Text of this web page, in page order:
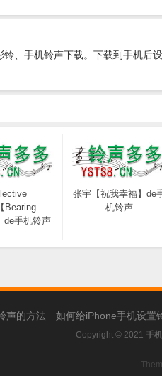
、手机铃声下载。下载到手机后
Bearing
de手机铃声
张宇【祝我幸福】de
机铃声
声的方法 如何给iPhone手机设置
Copyright © 2021 手